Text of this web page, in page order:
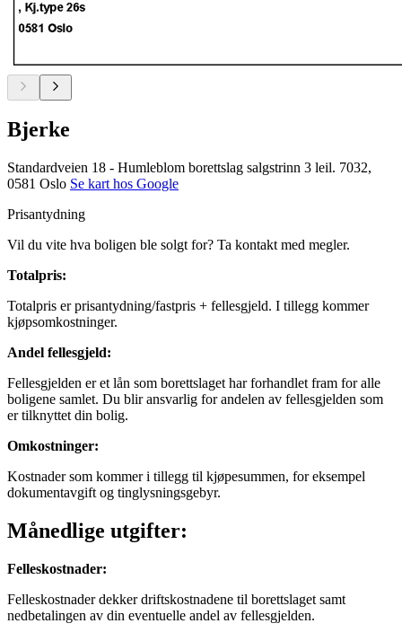
Bjerke
Standardveien 18 - Humleblom borettslag salgstrinn 3 leil. 7032,
0581 Oslo Se kart hos Google
Prisantydning
Vil du vite hva boligen ble solgt for? Ta kontakt med megler.
Totalpris:
Totalpris er prisantydning/fastpris + fellesgjeld. I tillegg kommer
kjøpsomkostninger.
Andel fellesgjeld:
Fellesgjelden er et lån som borettslaget har forhandlet fram for alle
boligene samlet. Du blir ansvarlig for andelen av fellesgjelden som
er tilknyttet din bolig.
Omkostninger:
Kostnader som kommer i tillegg til kjøpesummen, for eksempel
dokumentavgift og tinglysningsgebyr.
Månedlige utgifter:
Felleskostnader:
Felleskostnader dekker driftskostnadene til borettslaget samt
nedbetalingen av din eventuelle andel av fellesgjelden.